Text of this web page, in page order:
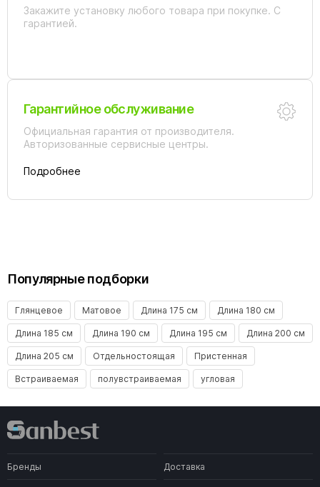
Закажите установку любого товара при покупке. С
гарантией.
Гарантийное обслуживание
Официальная гарантия от производителя.
Авторизованные сервисные центры.
Подробнее
Популярные подборки
Глянцевое Матовое Длина 175 см Длина 180 см
Длина 185 см Длина 190 см Длина 195 см Длина 200 см
Длина 205 см Отдельностоящая Пристенная
Встраиваемая полувстраиваемая угловая
Бренды Доставка